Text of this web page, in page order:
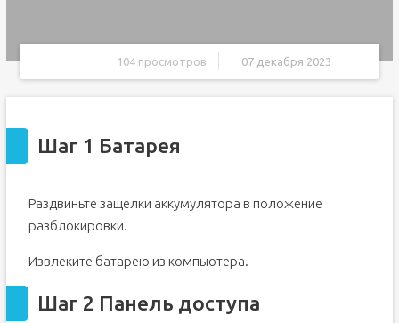
104 просмотров 07 декабря 2023
Шаг 1 Батарея
Раздвиньте защелки аккумулятора в положение
разблокировки.
Извлеките батарею из компьютера.
Шаг 2 Панель доступа